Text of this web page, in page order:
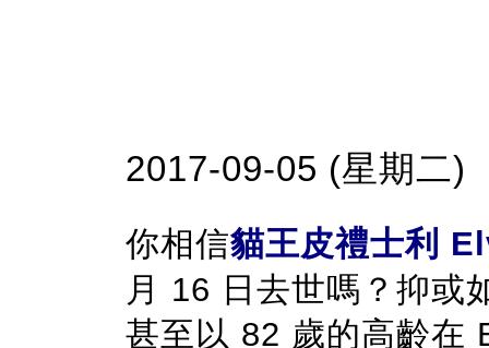
2017-09-05 (星期二)
你相信貓王皮禮士利
月 16 日去世嗎？抑或
甚至以 82 歲的高齡在